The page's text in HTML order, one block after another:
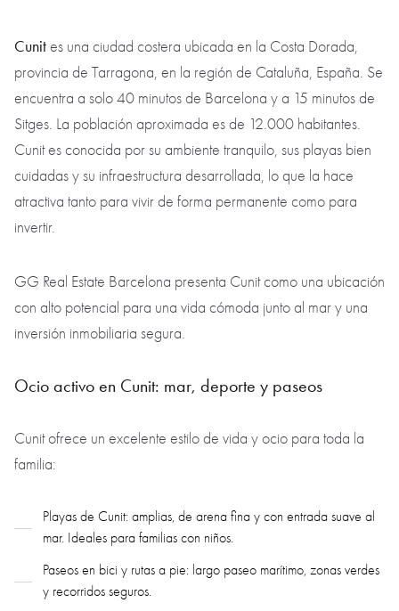
Cunites una ciudad costera ubicada en la Costa Dorada,
provincia de Tarragona, en la región de Cataluña, España. Se
encuentra a solo 40 minutos de Barcelona y a 15 minutos de
Sitges. La población aproximada es de 12.000 habitantes.
Cunit es conocida por su ambiente tranquilo, sus playas bien
cuidadas y su infraestructura desarrollada, lo que la hace
atractiva tanto para vivir de forma permanente como para
invertir.
GG Real Estate Barcelona presenta Cunit como una ubicación
con alto potencial para una vida cómoda junto al mar y una
inversión inmobiliaria segura.
Ocio activo en Cunit: mar, deporte y paseos
Cunit ofrece un excelente estilo de vida y ocio para toda la
familia:
Playas de Cunit: amplias, de arena fina y con entrada suave al
mar. Ideales para familias con niños.
Paseos en bici y rutas a pie: largo paseo marítimo, zonas verdes
y recorridos seguros.